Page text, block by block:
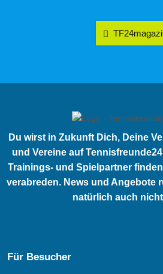
Du wirst in Zukunft Dich, Deine
und Vereine auf
Trainings- und Spielpartner
verabreden. News und Angebote
natürlich auch
Für Besucher